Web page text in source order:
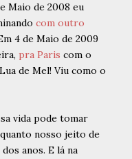
Maio de 2008 eu
com outro
4 de Maio de 2009
pra Paris com o
de Mel! Viu como o
vida pode tomar
nosso jeito de
anos. E lá na